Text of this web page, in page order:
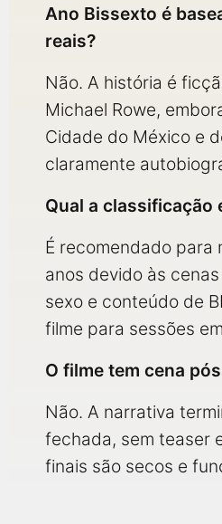
Ano Bissexto é
reais?
Não. A história é
Michael Rowe,
Cidade do México e
claramente
Qual a classificação
É recomendado para
anos devido às
sexo e conteúdo de
filme para sessões
O filme tem cena
Não. A narrativa
fechada, sem teaser
finais são secos e